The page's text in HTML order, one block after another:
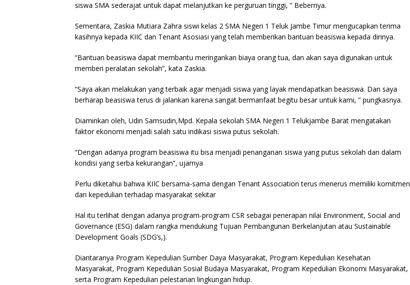
siswa SMA sederajat untuk dapat melanjutkan ke perguruan tinggi, ” Bebernya.
Sementara, Zaskia Mutiara Zahra siswi kelas 2 SMA Negeri 1 Teluk Jambe Timur mengucapkan terima
kasihnya kepada KIIC dan Tenant Asosiasi yang telah memberikan bantuan beasiswa kepada dirinya.
“Bantuan beasiswa dapat membantu meringankan biaya orang tua, dan akan saya digunakan untuk
memberi peralatan sekolah”, kata Zaskia.
“Saya akan melakukan yang terbaik agar menjadi siswa yang layak mendapatkan beasiswa. Dan saya
berharap beasiswa terus di jalankan karena sangat bermanfaat begitu besar untuk kami, ” pungkasnya.
Diaminkan oleh, Udin Samsudin,Mpd. Kepala sekolah SMA Negeri 1 Telukjambe Barat mengatakan
faktor ekonomi menjadi salah satu indikasi siswa putus sekolah.
“Dengan adanya program beasiswa itu bisa menjadi penanganan siswa yang putus sekolah dan dalam
kondisi yang serba kekurangan”, ujarnya
Perlu diketahui bahwa KIIC bersama-sama dengan Tenant Association terus menerus memiliki komitmen
dan kepedulian terhadap masyarakat sekitar
Hal itu terlihat dengan adanya program-program CSR sebagai penerapan nilai Environment, Social and
Governance (ESG) dalam rangka mendukung Tujuan Pembangunan Berkelanjutan atau Sustainable
Development Goals (SDG’s,).
Diantaranya Program Kepedulian Sumber Daya Masyarakat, Program Kepedulian Kesehatan
Masyarakat, Program Kepedulian Sosial Budaya Masyarakat, Program Kepedulian Ekonomi Masyarakat,
serta Program Kepedulian pelestarian lingkungan hidup.